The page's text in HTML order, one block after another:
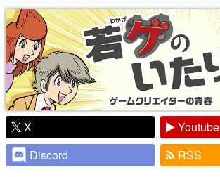
り】
X
Youtube
Discord
RSS